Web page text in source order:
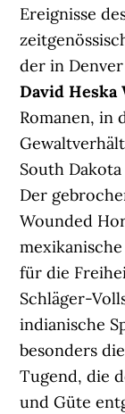
Ereignisse
der in
David Heska
Romanen, in
South
Der
Wounded
für die
Schläger-
indianische
besonders
Tugend, die
und Güte